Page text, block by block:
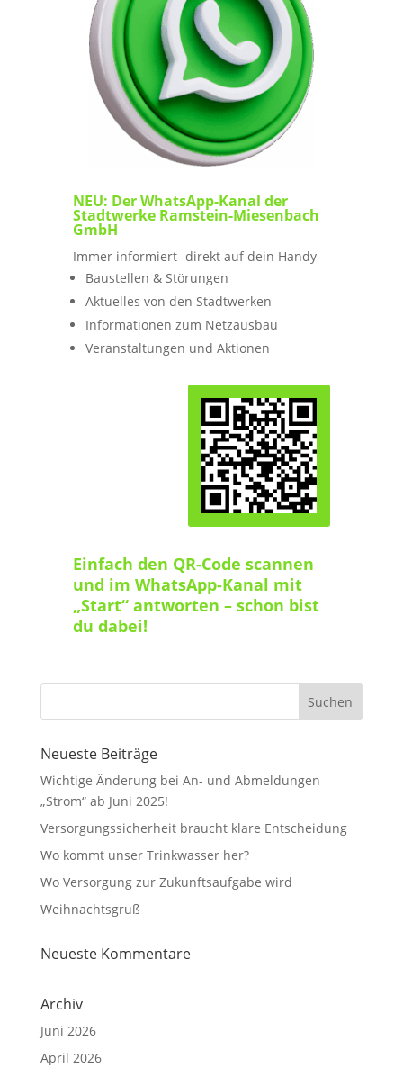
NEU: Der WhatsApp-Kanal der
Stadtwerke Ramstein-Miesenbach
GmbH
Immer informiert- direkt auf dein Handy
Baustellen & Störungen
Aktuelles von den Stadtwerken
Informationen zum Netzausbau
Veranstaltungen und Aktionen
Einfach den QR-Code scannen
und im WhatsApp-Kanal mit
„Start“ antworten – schon bist
du dabei!
Neueste Beiträge
Wichtige Änderung bei An- und Abmeldungen
„Strom“ ab Juni 2025!
Versorgungssicherheit braucht klare Entscheidung
Wo kommt unser Trinkwasser her?
Wo Versorgung zur Zukunftsaufgabe wird
Weihnachtsgruß
Neueste Kommentare
Archiv
Juni 2026
April 2026